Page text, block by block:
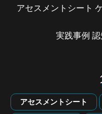
アセスメントシート
実践事例 認
アセスメントシート